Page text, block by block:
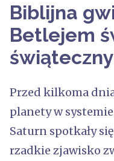
Biblijna
Betlejem
Przed kilkoma
planety w
Saturn spotkały
rzadkie zjawisko